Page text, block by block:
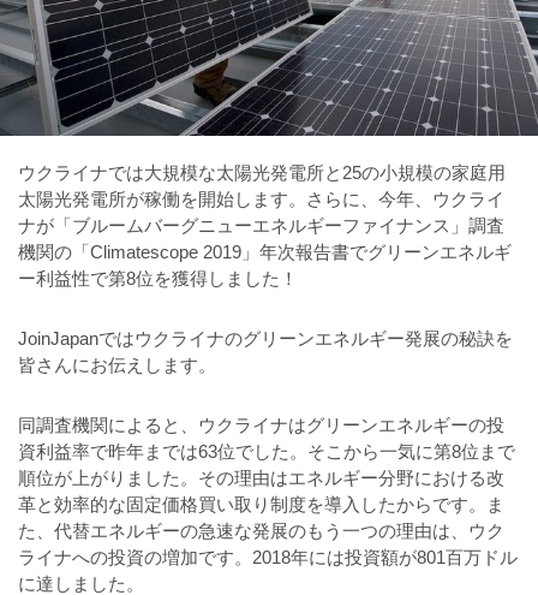
ウクライナでは大規模な太陽光発電所と25の小規模の家庭用
太陽光発電所が稼働を開始します。さらに、今年、ウクライ
ナが「ブルームバーグニューエネルギーファイナンス」調査
機関の「Climatescope 2019」年次報告書でグリーンエネルギ
ー利益性で第8位を獲得しました！
JoinJapanではウクライナのグリーンエネルギー発展の秘訣を
皆さんにお伝えします。
同調査機関によると、ウクライナはグリーンエネルギーの投
資利益率で昨年までは63位でした。そこから一気に第8位まで
順位が上がりました。その理由はエネルギー分野における改
革と効率的な固定価格買い取り制度を導入したからです。ま
た、代替エネルギーの急速な発展のもう一つの理由は、ウク
ライナへの投資の増加です。2018年には投資額が801百万ドル
に達しました。